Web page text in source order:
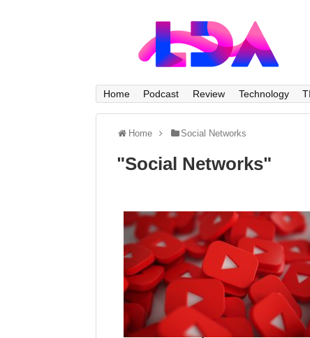
Home Podcast Review Technology
Home Social Networks
"Social Networks"